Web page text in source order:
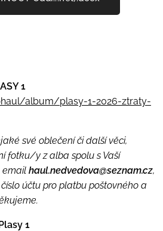
1
album/plasy-1-2026-ztraty-
své oblečení či další věci,
fotku/y z alba spolu s Vaší
email haul.nedvedova@seznam.cz,
účtu pro platbu poštovného a
1